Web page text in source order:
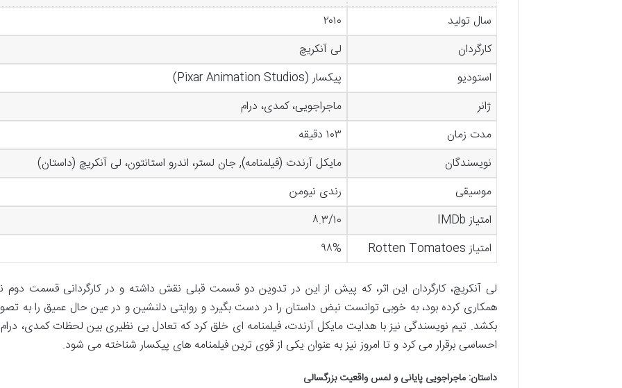
سال تولید
۲۰۱۰
کارگردان
لی آنکریچ
استودیو
پیکسار (Pixar Animation Studios)
ژانر
ماجراجویی، کمدی، درام
مدت زمان
۱۰۳ دقیقه
نویسندگان
مایکل آرندت (فیلمنامه), جان لستر، اندرو استانتون، لی آنکریچ (داستان)
موسیقی
رندی نیومن
امتیاز IMDb
۸.۳/۱۰
امتیاز Rotten Tomatoes
۹۸%
لی آنکریچ، کارگردان این اثر، که پیش از این در تدوین دو قسمت قبلی نقش داشته و در کارگردانی قسمت دوم
همکاری کرده بود، به خوبی توانست نبض داستان را در دست بگیرد و روایتی دلنشین و در عین حال عمیق را به
بکشد. تیم نویسندگی نیز با هدایت مایکل آرندت، فیلمنامه ای خلق کرد که تعادل بی نظیری بین لحظات کمدی،
احساسی برقرار می کرد و تا امروز نیز به عنوان یکی از قوی ترین فیلمنامه های پیکسار شناخته می شود.
داستان: ماجراجویی پایانی و لمس واقعیت بزرگسالی